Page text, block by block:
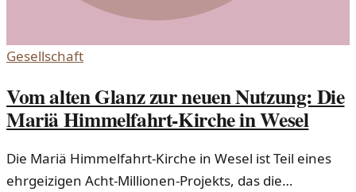
Gesellschaft
Vom alten Glanz zur neuen Nutzung: Die
Mariä Himmelfahrt-Kirche in Wesel
Die Mariä Himmelfahrt-Kirche in Wesel ist Teil eines
ehrgeizigen Acht-Millionen-Projekts, das die